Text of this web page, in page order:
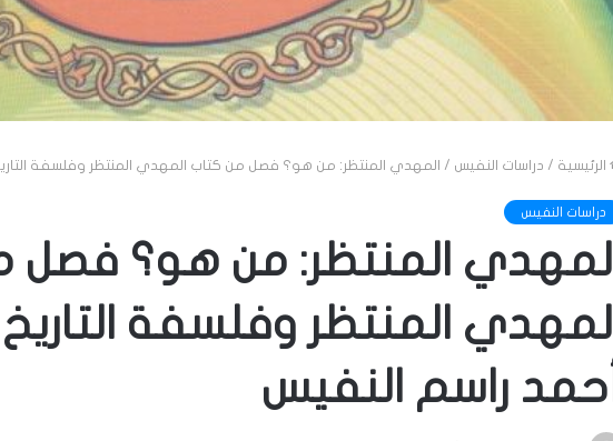
الرئيسية / دراسات النفيس / المهدي المنتظر: من هو؟ فصل من كتاب المهدي المنتظر وفلسفة
دراسات النفيس
المهدي المنتظر: من هو؟ فصل
المهدي المنتظر وفلسفة التاريخ
أحمد راسم النفيس